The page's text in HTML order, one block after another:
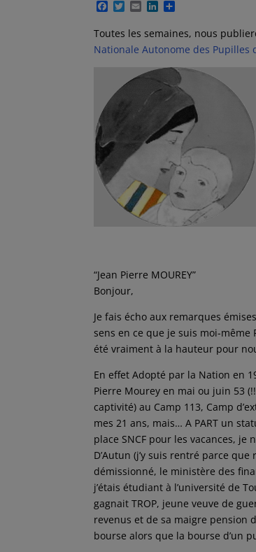
F
c
e
b
T
t
t
E
a
l
L
n
k
e
I
n
r
t
a
e
r
Toutes les semaines, nous
Nationale Autonome des
“Jean Pierre MOUREY”
Bonjour,
Je fais écho aux remarques
sens en ce que je suis moi-même
été vraiment à la hauteur pour
En effet Adopté par la Nation en
Pierre Mourey en mai ou juin 53
captivité) au Camp 113, Camp
mes 21 ans, mais… A PART un
place SNCF pour les vacances, je
D’Autun (j’y suis rentré parce
démissionné, le ministère des
j’étais étudiant à l’université de
gagnait TROP, jeune veuve de
revenus et de sa maigre pension
bourse alors que la bourse d’un